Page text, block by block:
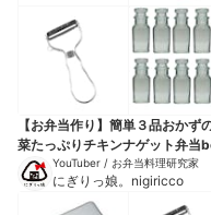
【お弁当作り】簡単３品おかず
菜たっぷりチキンナゲット弁当
＃575YouTuber / お弁当料理研究家
にぎりっ娘。nigiricco